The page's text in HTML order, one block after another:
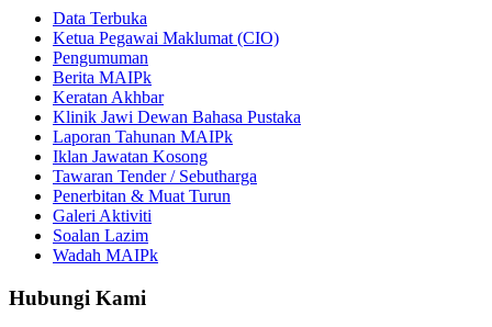
Data Terbuka
Ketua Pegawai Maklumat (CIO)
Pengumuman
Berita MAIPk
Keratan Akhbar
Klinik Jawi Dewan Bahasa Pustaka
Laporan Tahunan MAIPk
Iklan Jawatan Kosong
Tawaran Tender / Sebutharga
Penerbitan & Muat Turun
Galeri Aktiviti
Soalan Lazim
Wadah MAIPk
Hubungi Kami